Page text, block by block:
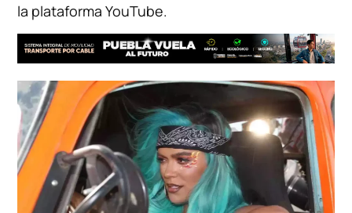
la plataforma YouTube.